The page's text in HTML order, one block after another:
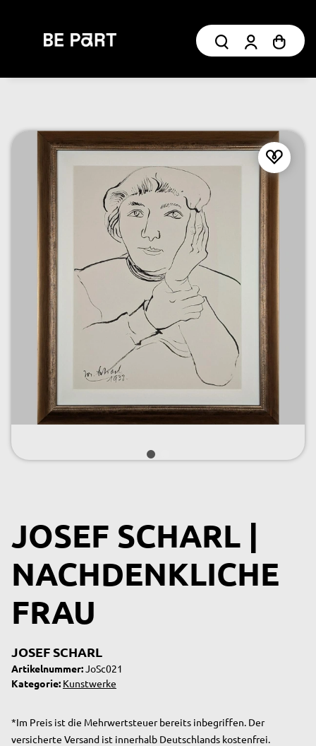
JOSEF SCHARL |
NACHDENKLICHE
FRAU
JOSEF SCHARL
Artikelnummer:JoSc021
Kategorie: Kunstwerke
*Im Preis ist die Mehrwertsteuer bereits inbegriffen. Der
versicherte Versand ist innerhalb Deutschlands kostenfrei.